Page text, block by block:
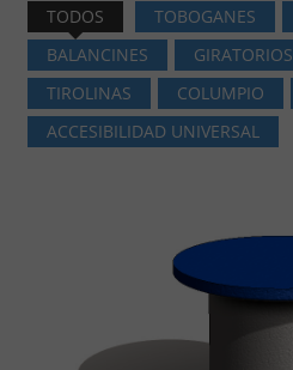
TODOS TOBOGANES
BALANCINES
GIRATORIOS
TIROLINAS
COLUMPIO
ACCESIBILIDAD UNIVERSAL